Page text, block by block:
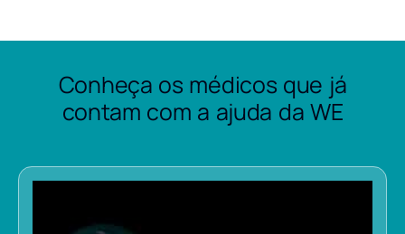
Conheça os médicos que já
contam com a ajuda da WE